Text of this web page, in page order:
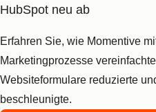
HubSpot neu ab
Erfahren Sie, wie Momentive
Marketingprozesse
Websiteformulare reduzierte
beschleunigte.